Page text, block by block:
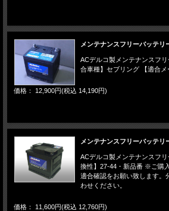
メンテナンスフリーバッテ
ACデルコ製メンテナンスフ
合車種】セブリング 【適合メ
価格： 12,900円(税込 14,190円)
メンテナンスフリーバッテ
ACデルコ製メンテナンスフ
換性】27-44・新品番 ※ご購
適合確認をお願い致します。
わせください。
価格： 11,600円(税込 12,760円)